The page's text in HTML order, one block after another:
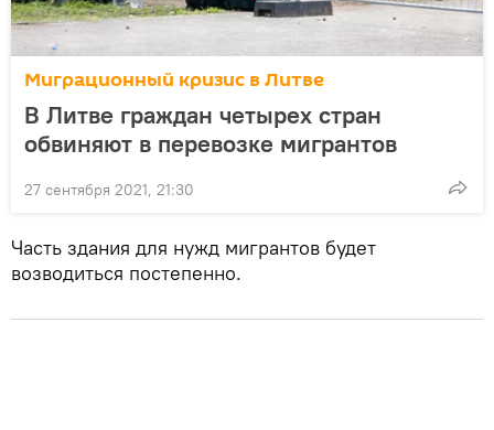
Миграционный кризис в Литве
В Литве граждан четырех стран
обвиняют в перевозке мигрантов
27 сентября 2021, 21:30
Часть здания для нужд мигрантов будет
возводиться постепенно.